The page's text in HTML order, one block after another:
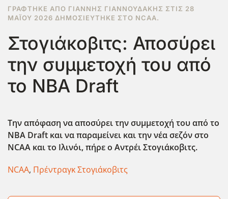
ΓΡΆΦΤΗΚΕ ΑΠΌ ΓΙΆΝΝΗΣ ΓΙΑΝΝΟΥΔΆΚΗΣ ΣΤΙΣ 28
ΜΑΪ́ΟΥ 2026 ΔΗΜΟΣΙΕΎΤΗΚΕ ΣΤΟ NCAA.
Στογιάκοβιτς: Αποσύρει
την συμμετοχή του από
το NBA Draft
Την απόφαση να αποσύρει την συμμετοχή του από το
NBA Draft και να παραμείνει και την νέα σεζόν στο
NCAA και το Ιλινόι, πήρε ο Αντρέι Στογιάκοβιτς.
NCAA, Πρέντραγκ Στογιάκοβιτς